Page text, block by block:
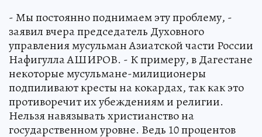
- Мы постоянно поднимаем эту проблему, -
заявил вчера председатель Духовного
управления мусульман Азиатской части России
Нафигулла АШИРОВ. - К примеру, в Дагестане
некоторые мусульмане-милиционеры
подпиливают кресты на кокардах, так как это
противоречит их убеждениям и религии.
Нельзя навязывать христианство на
государственном уровне. Ведь 10 процентов